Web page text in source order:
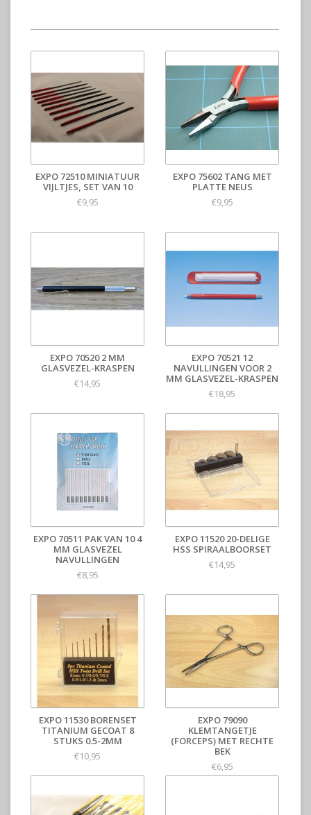
EXPO 72510 MINIATUUR
VIJLTJES, SET VAN 10
€9,95
EXPO 75602 TANG MET
PLATTE NEUS
€9,95
EXPO 70520 2 MM
GLASVEZEL-KRASPEN
€14,95
EXPO 70521 12
NAVULLINGEN VOOR 2
MM GLASVEZEL-KRASPEN
€18,95
EXPO 70511 PAK VAN 10 4
MM GLASVEZEL
NAVULLINGEN
€8,95
EXPO 11520 20-DELIGE
HSS SPIRAALBOORSET
€14,95
EXPO 11530 BORENSET
TITANIUM GECOAT 8
STUKS 0.5-2MM
€10,95
EXPO 79090
KLEMTANGETJE
(FORCEPS) MET RECHTE
BEK
€6,95